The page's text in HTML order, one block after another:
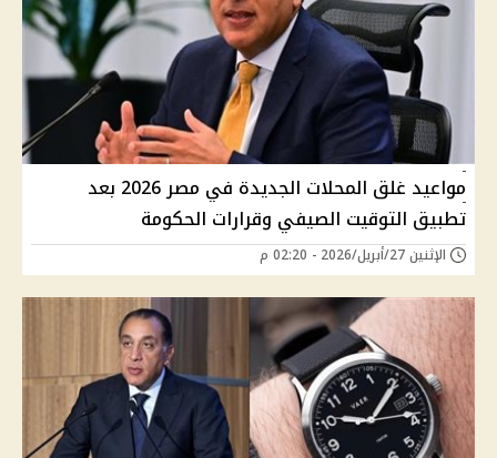
مواعيد غلق المحلات الجديدة في مصر 2026 بعد
تطبيق التوقيت الصيفي وقرارات الحكومة
الإثنين 27/أبريل/2026 - 02:20 م